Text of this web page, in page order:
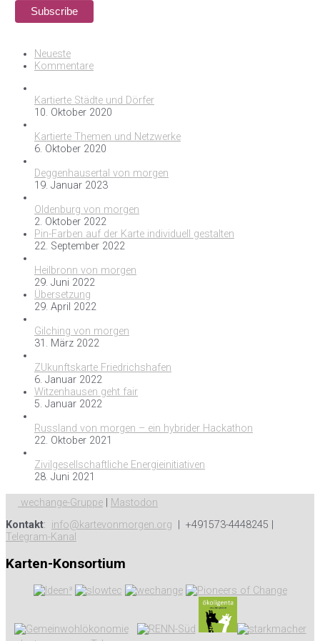
Neueste
Kommentare
Kartierte Städte und Dörfer
10. Oktober 2020
Kartierte Themen und Netzwerke
6. Oktober 2020
Deggenhausertal von morgen
19. Januar 2023
Oldenburg von morgen
2. Oktober 2022
Pin-Farben auf der Karte individuell gestalten
22. September 2022
Heilbronn von morgen
29. Juni 2022
Übersetzung
29. April 2022
Gilching von morgen
31. März 2022
ZUkunftskarte Friedrichshafen
6. Januar 2022
Witzenhausen geht fair
5. Januar 2022
Russland von morgen – ein hybrider Hackathon
22. Oktober 2021
Zivilgesellschaftliche Energieinitiativen
28. Juni 2021
wechange-Gruppe
Mastodon
Kontakt: info@kartevonmorgen.org | +491573-4448245 |
Telegram-Kanal
Karten-Konsortium